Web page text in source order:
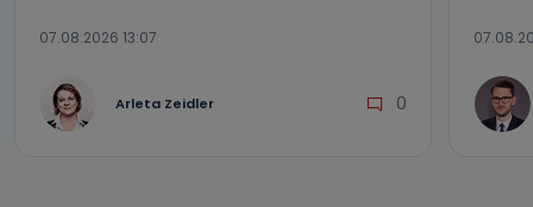
07.08.2026 13:07
Arleta Zeidler 0